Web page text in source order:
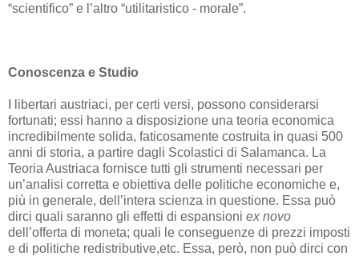
“scientifico” e l’altro “utilitaristico - morale”.
Conoscenza e Studio
I libertari austriaci, per certi versi, possono considerarsi
fortunati; essi hanno a disposizione una teoria economica
incredibilmente solida, faticosamente costruita in quasi 500
anni di storia, a partire dagli Scolastici di Salamanca. La
Teoria Austriaca fornisce tutti gli strumenti necessari per
un’analisi corretta e obiettiva delle politiche economiche e,
più in generale, dell’intera scienza in questione. Essa può
dirci quali saranno gli effetti di espansioni ex novo
dell’offerta di moneta; quali le conseguenze di prezzi imposti
e di politiche redistributive,etc. Essa, però, non può dirci con